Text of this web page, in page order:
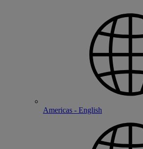
Americas - English